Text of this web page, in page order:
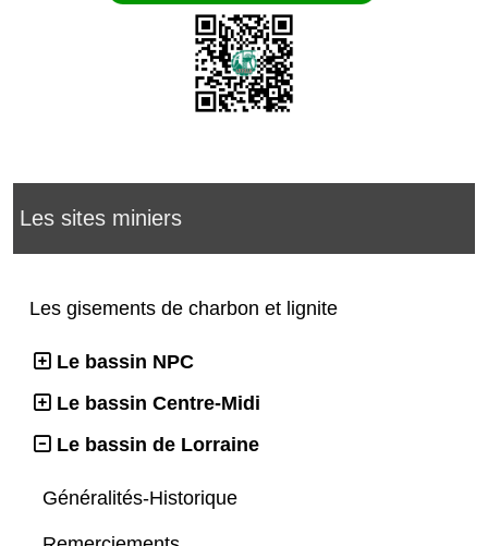
Les sites miniers
Les gisements de charbon et lignite
Le bassin NPC
Le bassin Centre-Midi
Le bassin de Lorraine
Généralités-Historique